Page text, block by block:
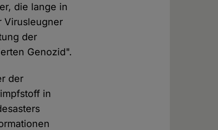
die lange in
Virusleugner
der
Genozid".
der
in